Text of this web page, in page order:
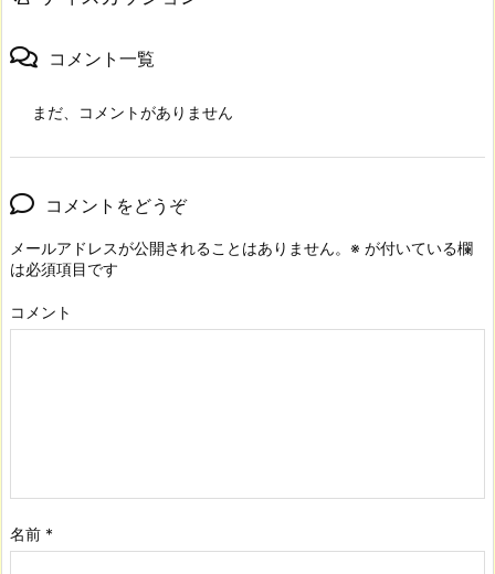
コメント一覧
まだ、コメントがありません
コメントをどうぞ
メールアドレスが公開されることはありません。 ※ が付いている欄
は必須項目です
コメント
名前 *